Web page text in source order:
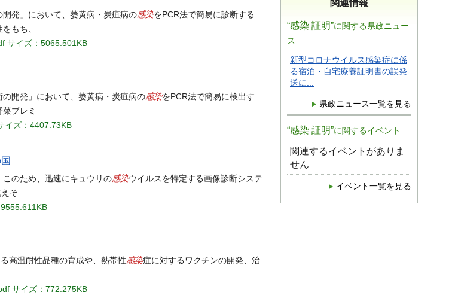
関連情報
“感染 証明”に関する県政ニュー
ス
新型コロナウイルス感染症に係
る宿泊・自宅療養証明書の誤発
送に...
県政ニュース一覧を見る
“感染 証明”に関するイベント
関連するイベントがありま
せん
イベント一覧を見る
発」において、萎黄病・炭疽病の感染をPCR法で簡易に診断する
もち、
サイズ：5065.501KB
開発」において、萎黄病・炭疽病の感染をPCR法で簡易に検出す
プレミ
イズ：4407.73KB
のため、迅速にキュウリの感染ウイルスを特定する画像診断システ
そ
高温耐性品種の育成や、熱帯性感染症に対するワクチンの開発、治
サイズ：772.275KB